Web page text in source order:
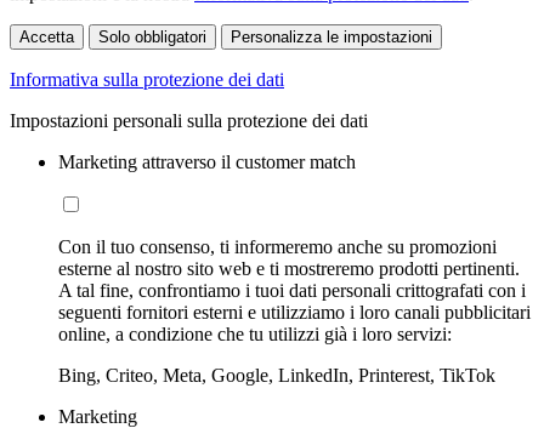
Accetta Solo obbligatori Personalizza le impostazioni
Informativa sulla protezione dei dati
Impostazioni personali sulla protezione dei dati
Marketing attraverso il customer match
Con il tuo consenso, ti informeremo anche su promozioni
esterne al nostro sito web e ti mostreremo prodotti pertinenti.
A tal fine, confrontiamo i tuoi dati personali crittografati con i
seguenti fornitori esterni e utilizziamo i loro canali pubblicitari
online, a condizione che tu utilizzi già i loro servizi:
Bing, Criteo, Meta, Google, LinkedIn, Printerest, TikTok
Marketing